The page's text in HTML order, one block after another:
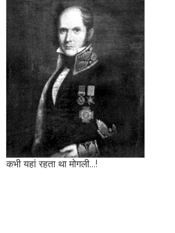
कभी यहां रहता था मोगली...!